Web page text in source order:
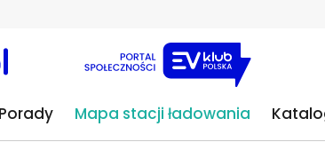
Porady Mapa stacji ładowania